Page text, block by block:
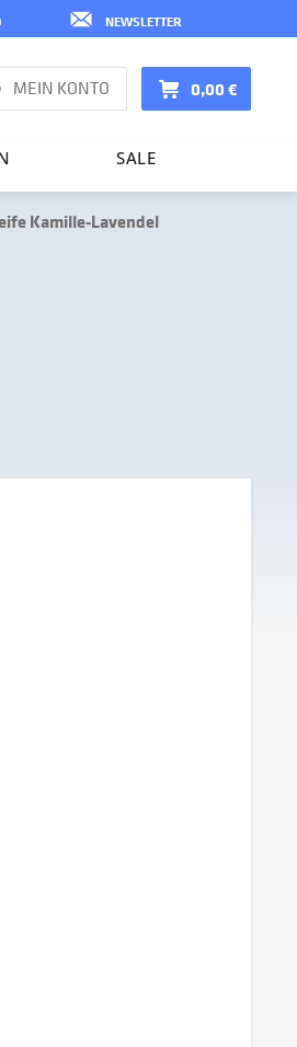
NEWSLETTER
MEIN KONTO 0,00 €
SALE
Kamille-Lavendel